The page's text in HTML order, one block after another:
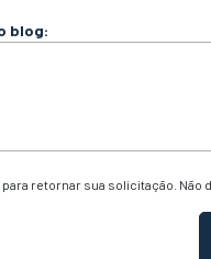
blog:
retornar sua solicitação.